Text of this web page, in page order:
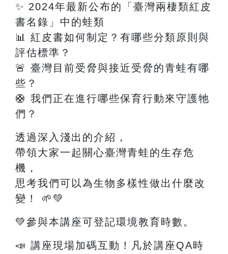
✨ 2024年最新公布的「臺灣兩棲類紅皮
書名錄」中的蛙類
📊
紅皮書如何制定？有哪些分類原則與
評估標準？
🚨 臺灣目前受脅與接近受脅的青蛙有哪
些？
🛟 我們正在進行哪些保育行動來守護牠
們？
透過深入淺出的介紹，
帶領大家一起關心臺灣青蛙的生存危
機，
思考我們可以為生物多樣性做出什麼改
變！ 🌱💚
💚參與本講座可登記環境教育時數。
📣 講座現場加碼互動！凡於講座QA時